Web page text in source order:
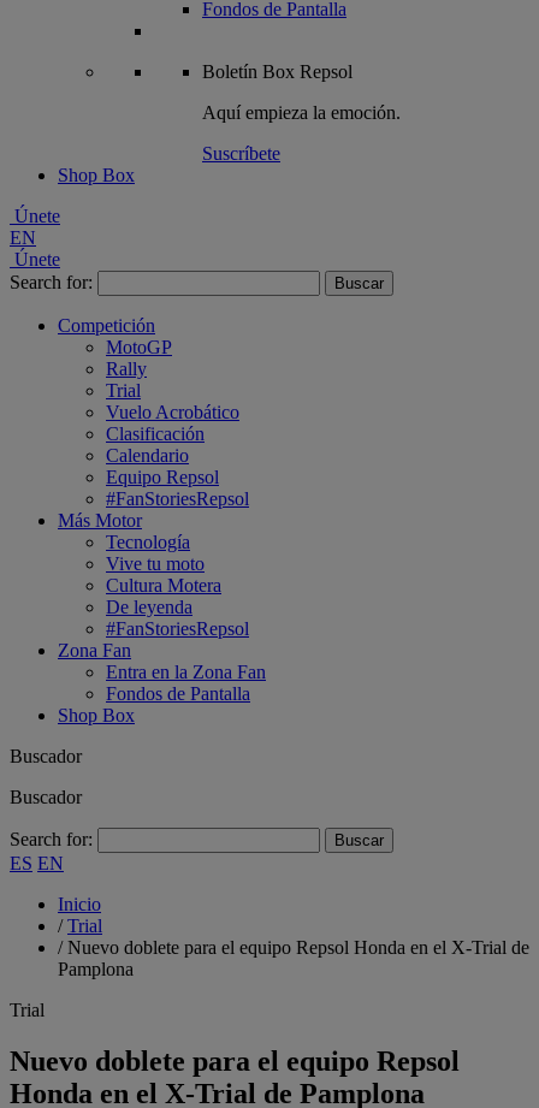
Fondos de Pantalla
Boletín Box Repsol
Aquí empieza la emoción.
Suscríbete
Shop Box
Únete
EN
Únete
Search for:
Competición
MotoGP
Rally
Trial
Vuelo Acrobático
Clasificación
Calendario
Equipo Repsol
#FanStoriesRepsol
Más Motor
Tecnología
Vive tu moto
Cultura Motera
De leyenda
#FanStoriesRepsol
Zona Fan
Entra en la Zona Fan
Fondos de Pantalla
Shop Box
Buscador
Buscador
Search for:
ES EN
Inicio
/Trial
/Nuevo doblete para el equipo Repsol Honda en el X-Trial de
Pamplona
Trial
Nuevo doblete para el equipo Repsol
Honda en el X-Trial de Pamplona